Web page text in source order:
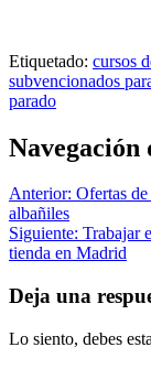
Etiquetado: cursos
subvencionados
parado
Navegación
Anterior: Ofertas
albañiles
Siguiente: Trabajar
tienda en Madrid
Deja una
Lo siento, debes